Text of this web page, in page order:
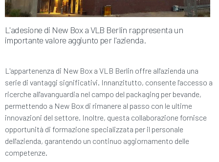
L'adesione di New Box a VLB Berlin rappresenta un
importante valore aggiunto per l'azienda.
L'appartenenza di New Box a VLB Berlin offre all'azienda una
serie di vantaggi significativi. Innanzitutto, consente l'accesso a
ricerche all'avanguardia nel campo del packaging per bevande,
permettendo a New Box di rimanere al passo con le ultime
innovazioni del settore. Inoltre, questa collaborazione fornisce
opportunità di formazione specializzata per il personale
dell'azienda, garantendo un continuo aggiornamento delle
competenze.